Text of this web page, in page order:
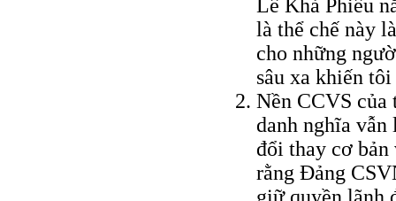
Lê Khả Phiêu
là thể chế này
cho những
sâu xa khiến
Nền CCVS của
danh nghĩa vẫn
đổi thay cơ bản
rằng Ðảng